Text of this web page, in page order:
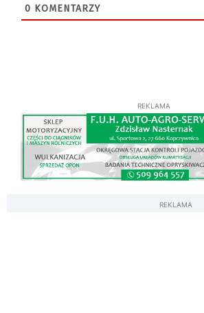
0 KOMENTARZY
REKLAMA
REKLAMA